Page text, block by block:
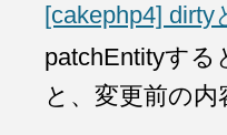
[cakephp4] dirty
patchEntityする
と、変更前の